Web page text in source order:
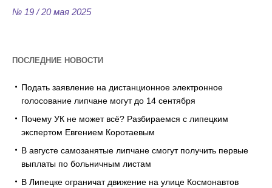
№ 19 / 20 мая 2025
ПОСЛЕДНИЕ НОВОСТИ
Подать заявление на дистанционное электронное
голосование липчане могут до 14 сентября
Почему УК не может всё? Разбираемся с липецким
экспертом Евгением Коротаевым
В августе самозанятые липчане смогут получить первые
выплаты по больничным листам
В Липецке ограничат движение на улице Космонавтов